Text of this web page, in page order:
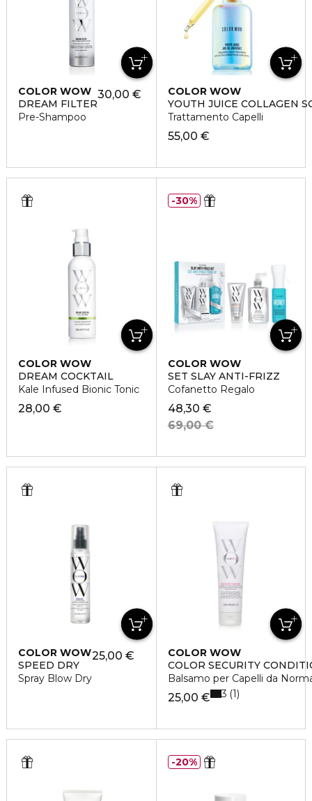
COLOR WOW
DREAM FILTER
Pre-Shampoo
30,00 €
COLOR WOW
YOUTH JUICE COLLAGEN
Trattamento Capelli
55,00 €
COLOR WOW
DREAM COCKTAIL
Kale Infused Bionic Tonic
28,00 €
COLOR WOW
SET SLAY ANTI-FRIZZ
Cofanetto Regalo
48,30 €
69,00 €
30%
COLOR WOW
SPEED DRY
Spray Blow Dry
25,00 €
COLOR WOW
COLOR SECURITY
Balsamo per Capelli da
25,00 € 3 1
20%